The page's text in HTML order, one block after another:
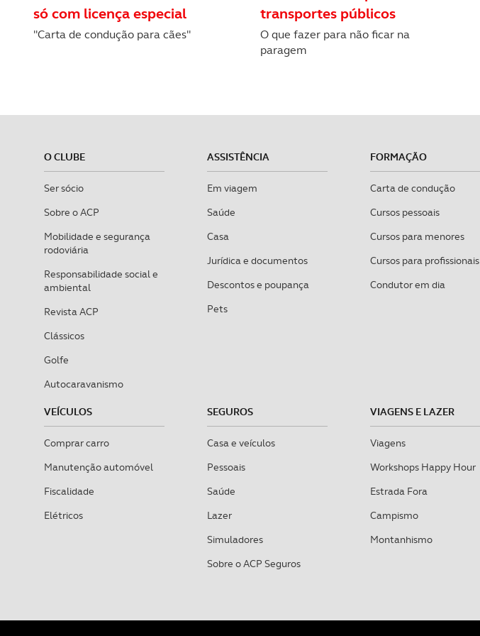
só com licença especial
"Carta de condução para cães"
transportes públicos
O que fazer para não ficar na
paragem
O CLUBE
Ser sócio
Sobre o ACP
Mobilidade e segurança
rodoviária
Responsabilidade social e
ambiental
Revista ACP
Clássicos
Golfe
Autocaravanismo
ASSISTÊNCIA
Em viagem
Saúde
Casa
Jurídica e documentos
Descontos e poupança
Pets
FORMAÇÃO
Carta de condução
Cursos pessoais
Cursos para menores
Cursos para profissionais
Condutor em dia
VEÍCULOS
Comprar carro
Manutenção automóvel
Fiscalidade
Elétricos
SEGUROS
Casa e veículos
Pessoais
Saúde
Lazer
Simuladores
Sobre o ACP Seguros
VIAGENS E LAZER
Viagens
Workshops Happy Hour
Estrada Fora
Campismo
Montanhismo